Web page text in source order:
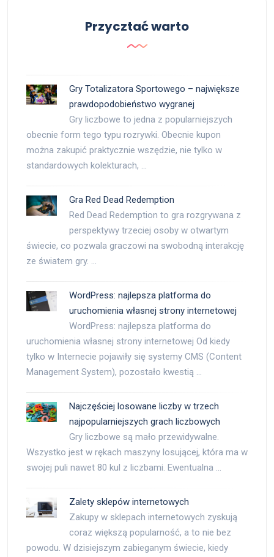
Przycztać warto
Gry Totalizatora Sportowego – największe
prawdopodobieństwo wygranej
Gry liczbowe to jedna z popularniejszych
obecnie form tego typu rozrywki. Obecnie kupon
można zakupić praktycznie wszędzie, nie tylko w
standardowych kolekturach, …
Gra Red Dead Redemption
Red Dead Redemption to gra rozgrywana z
perspektywy trzeciej osoby w otwartym
świecie, co pozwala graczowi na swobodną interakcję
ze światem gry. …
WordPress: najlepsza platforma do
uruchomienia własnej strony internetowej
WordPress: najlepsza platforma do
uruchomienia własnej strony internetowej Od kiedy
tylko w Internecie pojawiły się systemy CMS (Content
Management System), pozostało kwestią …
Najczęściej losowane liczby w trzech
najpopularniejszych grach liczbowych
Gry liczbowe są mało przewidywalne.
Wszystko jest w rękach maszyny losującej, która ma w
swojej puli nawet 80 kul z liczbami. Ewentualna …
Zalety sklepów internetowych
Zakupy w sklepach internetowych zyskują
coraz większą popularność, a to nie bez
powodu. W dzisiejszym zabieganym świecie, kiedy